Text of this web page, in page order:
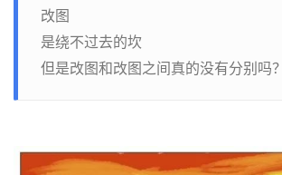
改图
是绕不过去的坎
但是改图和改图之间真的没有分别吗？